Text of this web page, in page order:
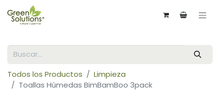
Todos los Productos
Limpieza
Toallas Húmedas BimBamBoo 3pack